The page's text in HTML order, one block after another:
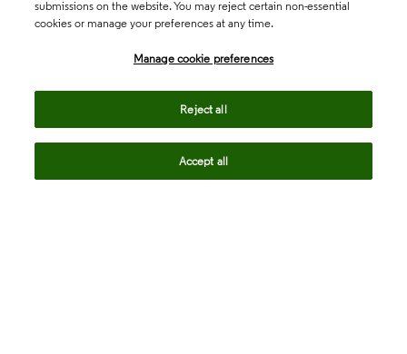
submissions on the website. You may reject certain non-essential
cookies or manage your preferences at any time.
Manage cookie preferences
Reject all
Accept all